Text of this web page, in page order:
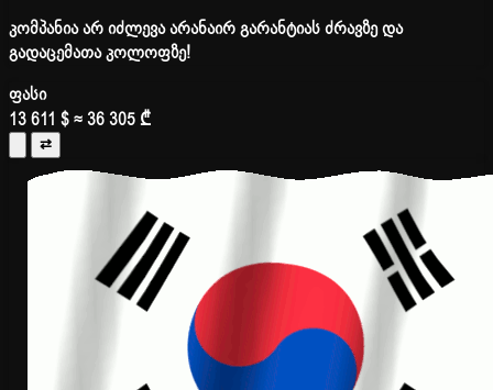
კომპანია არ იძლევა არანაირ გარანტიას ძრავზე და
გადაცემათა კოლოფზე!
ფასი
13 611 $≈ 36 305 ₾
⇄